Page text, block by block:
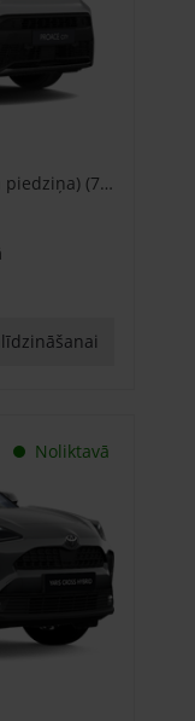
Professional Plus 1.5 D-4D M/T (Priekšējā piedziņa) (75 kW)
Noliktavā